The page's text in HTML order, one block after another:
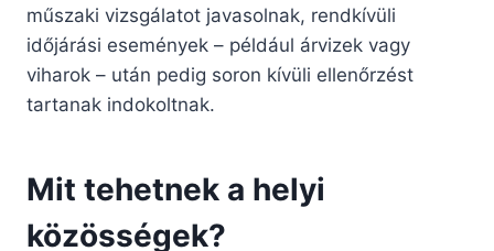
műszaki vizsgálatot javasolnak, rendkívüli
időjárási események – például árvizek vagy
viharok – után pedig soron kívüli ellenőrzést
tartanak indokoltnak.
Mit tehetnek a helyi
közösségek?